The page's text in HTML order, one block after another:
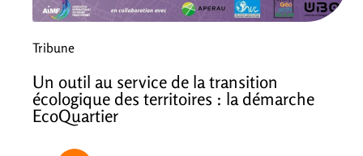
Tribune
Un outil au service de la transition
écologique des territoires : la démarche
EcoQuartier